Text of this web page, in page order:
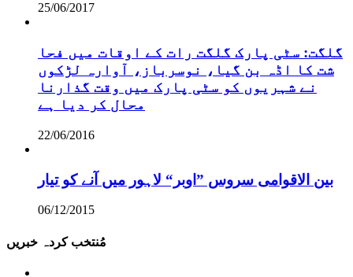
25/06/2017
گلگت: سٹی پارک گلگت رات کے اوقات میں فحا
شت کا اڈہ بن گیا، نوسرباز، آوارہ لڑکوں
نے شہریوں کو سٹی پارک میں وقت گذارنا
محال کر دیا ہے
22/06/2016
بین الاقوامی سروس ”اوبر“ لاہور میں آنے کو تیار
06/12/2015
مُنتخب کردہ خبریں